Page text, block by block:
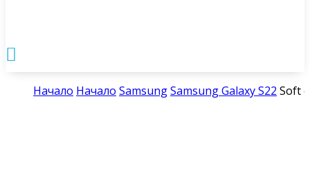

Начало Начало SamsungSamsung Galaxy S22 Soft